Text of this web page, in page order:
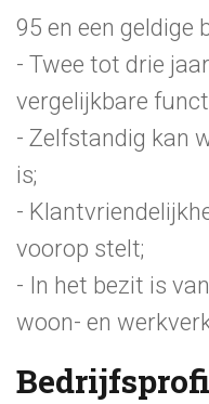
95 en een geldige
- Twee tot drie
vergelijkbare
- Zelfstandig kan
is;
-
voorop stelt;
- In het bezit is
woon- en